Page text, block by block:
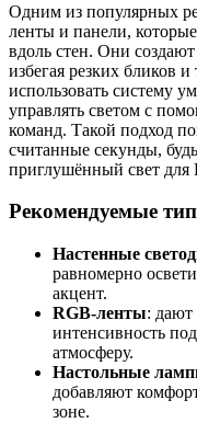
Одним из популярных
ленты и панели,
вдоль стен. Они
избегая резких бликов
использовать систему
управлять светом с
команд. Такой подход
считанные секунды,
приглушённый свет для
Рекомендуемые
Настенные
равномерно
акцент.
RGB-ленты: дают
интенсивность
атмосферу.
Настольные
добавляют
зоне.